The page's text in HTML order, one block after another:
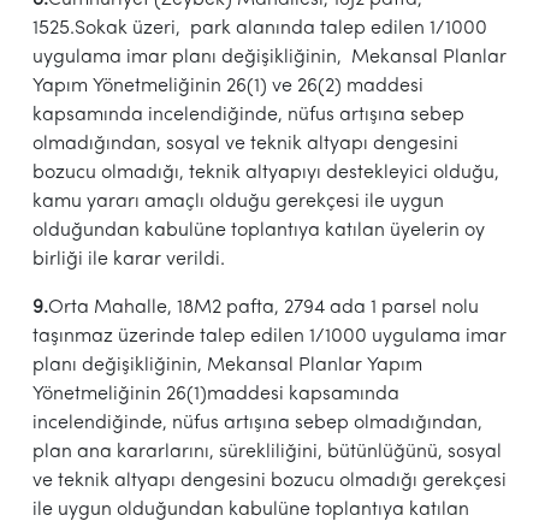
1525.Sokak üzeri, park alanında talep edilen 1/1000
uygulama imar planı değişikliğinin, Mekansal Planlar
Yapım Yönetmeliğinin 26(1) ve 26(2) maddesi
kapsamında incelendiğinde, nüfus artışına sebep
olmadığından, sosyal ve teknik altyapı dengesini
bozucu olmadığı, teknik altyapıyı destekleyici olduğu,
kamu yararı amaçlı olduğu gerekçesi ile uygun
olduğundan kabulüne toplantıya katılan üyelerin oy
birliği ile karar verildi.
9.Orta Mahalle, 18M2 pafta, 2794 ada 1 parsel nolu
taşınmaz üzerinde talep edilen 1/1000 uygulama imar
planı değişikliğinin, Mekansal Planlar Yapım
Yönetmeliğinin 26(1)maddesi kapsamında
incelendiğinde, nüfus artışına sebep olmadığından,
plan ana kararlarını, sürekliliğini, bütünlüğünü, sosyal
ve teknik altyapı dengesini bozucu olmadığı gerekçesi
ile uygun olduğundan kabulüne toplantıya katılan